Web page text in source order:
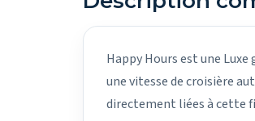
Happy Hours est une
une vitesse de croisière
directement liées à cette